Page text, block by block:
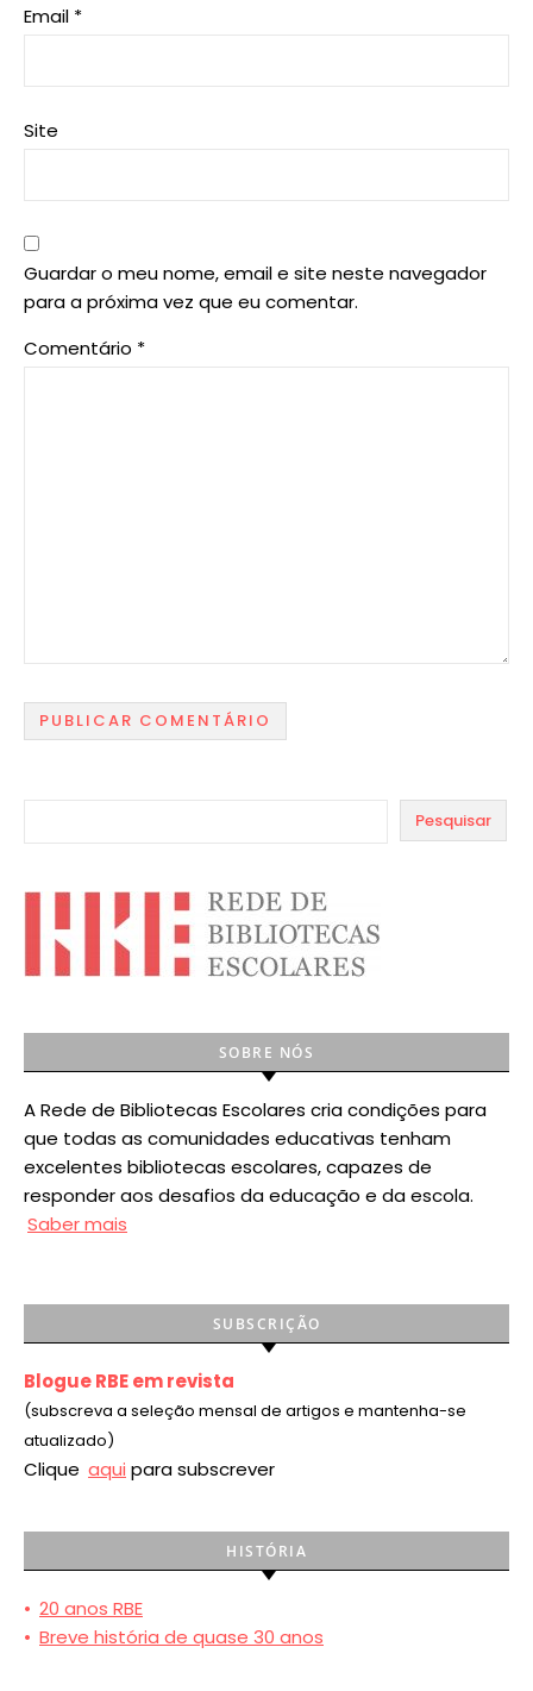
Email *
Site
Guardar o meu nome, email e site neste navegador
para a próxima vez que eu comentar.
Comentário *
Pesquisar
SOBRE NÓS
A Rede de Bibliotecas Escolares cria condições para
que todas as comunidades educativas tenham
excelentes bibliotecas escolares, capazes de
responder aos desafios da educação e da escola.
Saber mais
SUBSCRIÇÃO
Blogue RBE em revista
(subscreva a seleção mensal de artigos e mantenha-se
atualizado)
Clique aqui para subscrever
HISTÓRIA
• 20 anos RBE
• Breve história de quase 30 anos